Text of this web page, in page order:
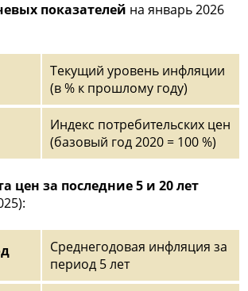
показателей на январь 2026
Текущий уровень инфляции
(в % к прошлому году)
Индекс потребительских цен
(базовый год 2020 = 100 %)
цен за последние 5 и 20 лет
Среднегодовая инфляция за
период 5 лет